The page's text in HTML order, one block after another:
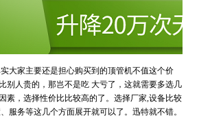
大家主要还是担心购买到的顶管机不值这个价
别人贵的，那岂不是吃 大亏了，这就需要多选几
素，选择性价比比较高的了。选择厂家,设备比较
服务等这几个方面展开就可以了。迅特就不错。